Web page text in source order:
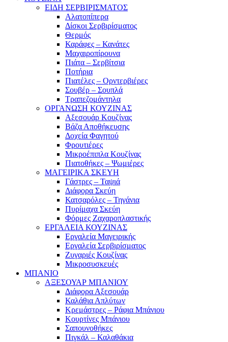
ΕΙΔΗ ΣΕΡΒΙΡΙΣΜΑΤΟΣ
Αλατοπίπερα
Δίσκοι Σερβιρίσματος
Θερμός
Καράφες – Κανάτες
Μαχαιροπίρουνα
Πιάτα – Σερβίτσια
Ποτήρια
Πιατέλες – Ορντερβιέρες
Σουβέρ – Σουπλά
Τραπεζομάντηλα
ΟΡΓΑΝΩΣΗ ΚΟΥΖΙΝΑΣ
Αξεσουάρ Κουζίνας
Βάζα Αποθήκευσης
Δοχεία Φαγητού
Φρουτιέρες
Μικροέπιπλα Κουζίνας
Πιατοθήκες – Ψωμιέρες
ΜΑΓΕΙΡΙΚΑ ΣΚΕΥΗ
Γάστρες – Ταψιά
Διάφορα Σκεύη
Κατσαρόλες – Τηγάνια
Πυρίμαχα Σκεύη
Φόρμες Ζαχαροπλαστικής
ΕΡΓΑΛΕΙΑ ΚΟΥΖΙΝΑΣ
Εργαλεία Μαγειρικής
Εργαλεία Σερβιρίσματος
Ζυγαριές Κουζίνας
Μικροσυσκευές
ΜΠΑΝΙΟ
ΑΞΕΣΟΥΑΡ ΜΠΑΝΙΟΥ
Διάφορα Αξεσουάρ
Καλάθια Απλύτων
Κρεμάστρες – Ράφια Μπάνιου
Κουρτίνες Μπάνιου
Σαπουνοθήκες
Πιγκάλ – Καλαθάκια